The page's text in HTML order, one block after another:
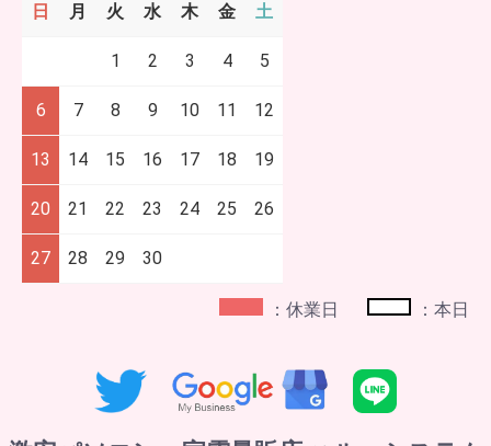
日 月 火 水 木 金 土
1 2 3 4 5
6 7 8 9 10 11 12
13 14 15 16 17 18 19
20 21 22 23 24 25 26
27 28 29 30
：休業日 ：本日